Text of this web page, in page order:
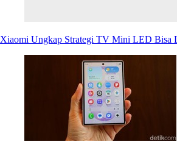
Xiaomi Ungkap Strategi TV Mini LED Bisa